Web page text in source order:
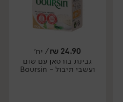
יח׳
24.90
₪/ יח׳
גבינת בורסאן עם שום
ועשבי תיבול - Boursin